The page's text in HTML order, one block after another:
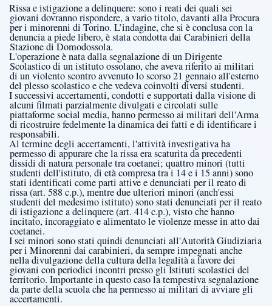
Rissa e istigazione a delinquere: sono i reati dei quali sei
giovani dovranno rispondere, a vario titolo, davanti alla Procura
per i minorenni di Torino. L’indagine, che si è conclusa con la
denuncia a piede libero, è stata condotta dai Carabinieri della
Stazione di Domodossola.
L'operazione è nata dalla segnalazione di un Dirigente
Scolastico di un istituto ossolano, che aveva riferito ai militari
di un violento scontro avvenuto lo scorso 21 gennaio all'esterno
del plesso scolastico e che vedeva coinvolti diversi studenti.
I successivi accertamenti, condotti e supportati dalla visione di
alcuni filmati parzialmente divulgati e circolati sulle
piattaforme social media, hanno permesso ai militari dell'Arma
di ricostruire fedelmente la dinamica dei fatti e di identificare i
responsabili.
Al termine degli accertamenti, l'attività investigativa ha
permesso di appurare che la rissa era scaturita da precedenti
dissidi di natura personale tra coetanei; quattro minori (tutti
studenti dell'istituto, di età compresa tra i 14 e i 15 anni) sono
stati identificati come parti attive e denunciati per il reato di
rissa (art. 588 c.p.), mentre due ulteriori minori (anch'essi
studenti del medesimo istituto) sono stati denunciati per il reato
di istigazione a delinquere (art. 414 c.p.), visto che hanno
incitato, incoraggiato e alimentato le violenze messe in atto dai
coetanei.
I sei minori sono stati quindi denunciati all'Autorità Giudiziaria
per i Minorenni dai carabinieri, da sempre impegnati anche
nella divulgazione della cultura della legalità a favore dei
giovani con periodici incontri presso gli Istituti scolastici del
territorio. Importante in questo caso la tempestiva segnalazione
da parte della scuola che ha permesso ai militari di avviare gli
accertamenti.